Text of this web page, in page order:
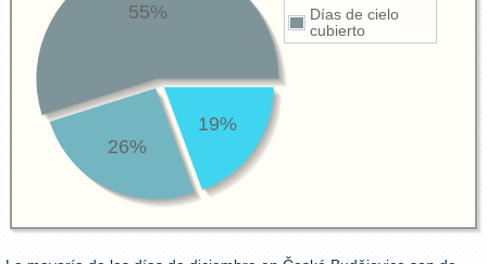
Días de cielo
cubierto
19%
26%
55%